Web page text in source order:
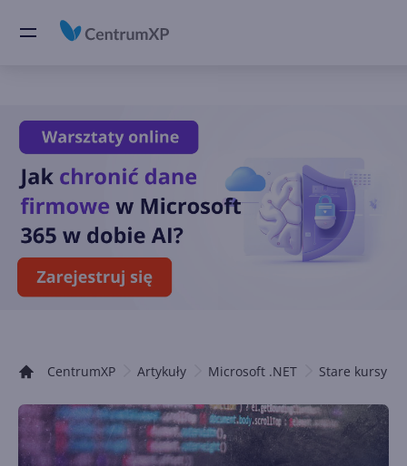
CentrumXP Artykuły Microsoft .NET Stare kursy